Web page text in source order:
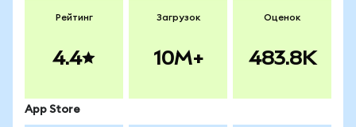
Рейтинг
4.4
Загрузок
10M+
Оценок
483.8K
App Store